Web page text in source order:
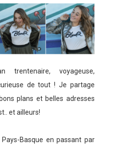
trentenaire, voyageuse,
de tout ! Je partage
plans et belles adresses
et ailleurs!
Basque en passant par